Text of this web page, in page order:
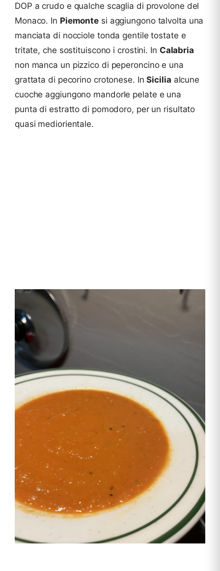
DOP a crudo e qualche scaglia di provolone del
Monaco. In Piemonte si aggiungono talvolta una
manciata di nocciole tonda gentile tostate e
tritate, che sostituiscono i crostini. In Calabria
non manca un pizzico di peperoncino e una
grattata di pecorino crotonese. InSicilia alcune
cuoche aggiungono mandorle pelate e una
punta di estratto di pomodoro, per un risultato
quasi mediorientale.